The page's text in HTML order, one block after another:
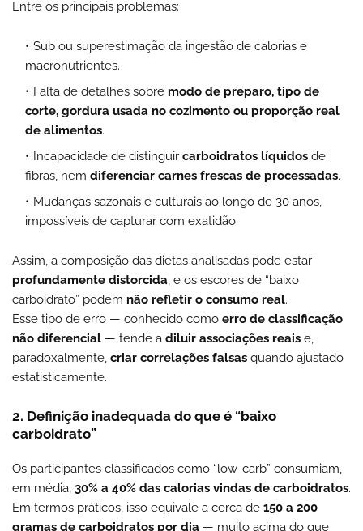
Entre os principais problemas:
Sub ou superestimação da ingestão de calorias e
macronutrientes.
Falta de detalhes sobre modo de preparo, tipo de
corte, gordura usada no cozimento ou proporção real
de alimentos.
Incapacidade de distinguir carboidratos líquidos de
fibras, nem diferenciar carnes frescas de processadas.
Mudanças sazonais e culturais ao longo de 30 anos,
impossíveis de capturar com exatidão.
Assim, a composição das dietas analisadas pode estar
profundamente distorcida, e os escores de “baixo
carboidrato” podem não refletir o consumo real.
Esse tipo de erro — conhecido como erro de classificação
não diferencial — tende a diluir associações reais e,
paradoxalmente, criar correlações falsas quando ajustado
estatisticamente.
2. Definição inadequada do que é “baixo
carboidrato”
Os participantes classificados como “low-carb” consumiam,
em média, 30% a 40% das calorias vindas de carboidratos.
Em termos práticos, isso equivale a cerca de 150 a 200
gramas de carboidratos por dia — muito acima do que